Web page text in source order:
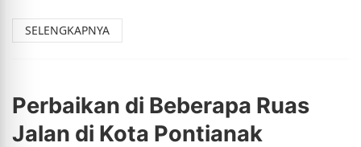
SELENGKAPNYA
Perbaikan di Beberapa Ruas
Jalan di Kota Pontianak